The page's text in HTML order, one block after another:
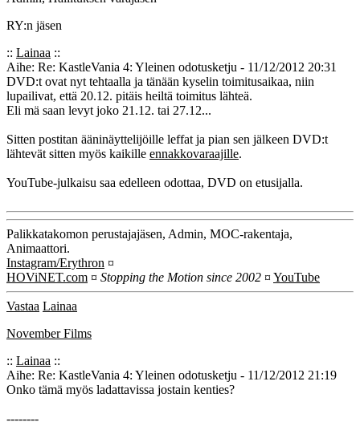
RY:n jäsen
:: Lainaa ::
Aihe: Re: KastleVania 4: Yleinen odotusketju - 11/12/2012 20:31
DVD:t ovat nyt tehtaalla ja tänään kyselin toimitusaikaa, niin
lupailivat, että 20.12. pitäis heiltä toimitus lähteä.
Eli mä saan levyt joko 21.12. tai 27.12...
Sitten postitan ääninäyttelijöille leffat ja pian sen jälkeen DVD:t
lähtevät sitten myös kaikille ennakkovaraajille.
YouTube-julkaisu saa edelleen odottaa, DVD on etusijalla.
Palikkatakomon perustajajäsen, Admin, MOC-rakentaja,
Animaattori.
Instagram/Erythron ¤
HOViNET.com ¤ Stopping the Motion since 2002 ¤ YouTube
Vastaa Lainaa
November Films
:: Lainaa ::
Aihe: Re: KastleVania 4: Yleinen odotusketju - 11/12/2012 21:19
Onko tämä myös ladattavissa jostain kenties?
--------